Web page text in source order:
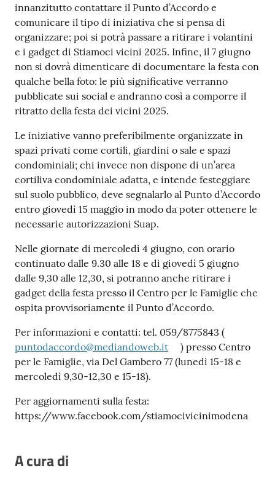
innanzitutto contattare il Punto d’Accordo e
comunicare il tipo di iniziativa che si pensa di
organizzare; poi si potrà passare a ritirare i volantini
e i gadget di Stiamoci vicini 2025. Infine, il 7 giugno
non si dovrà dimenticare di documentare la festa con
qualche bella foto: le più significative verranno
pubblicate sui social e andranno così a comporre il
ritratto della festa dei vicini 2025.
Le iniziative vanno preferibilmente organizzate in
spazi privati come cortili, giardini o sale e spazi
condominiali; chi invece non dispone di un’area
cortiliva condominiale adatta, e intende festeggiare
sul suolo pubblico, deve segnalarlo al Punto d’Accordo
entro giovedì 15 maggio in modo da poter ottenere le
necessarie autorizzazioni Suap.
Nelle giornate di mercoledì 4 giugno, con orario
continuato dalle 9.30 alle 18 e di giovedì 5 giugno
dalle 9,30 alle 12,30, si potranno anche ritirare i
gadget della festa presso il Centro per le Famiglie che
ospita provvisoriamente il Punto d’Accordo.
Per informazioni e contatti: tel. 059/8775843 (
puntodaccordo@mediandoweb.it
) presso Centro
per le Famiglie, via Del Gambero 77 (lunedì 15-18 e
mercoledì 9,30-12,30 e 15-18).
Per aggiornamenti sulla festa:
https://www.facebook.com/stiamocivicinimodena
A cura di